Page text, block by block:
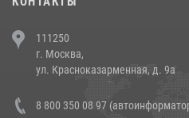
напавших на бригаду скорой помощи
14 июля 2026, 12:20
В Росгвардии прошла военно-
боевого опыта
111250
г. Москва,
ул. Красноказарменная, д. 9а
8 800 350 08 97